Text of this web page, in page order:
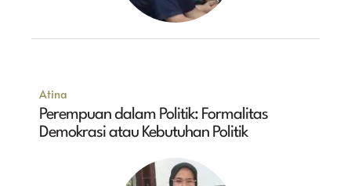
Atina
Perempuan dalam Politik: Formalitas
Demokrasi atau Kebutuhan Politik